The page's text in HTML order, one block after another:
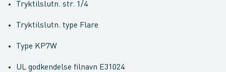
Tryktilslutn. str. 1/4
Tryktilslutn. type Flare
Type KP7W
UL godkendelse filnavn E31024